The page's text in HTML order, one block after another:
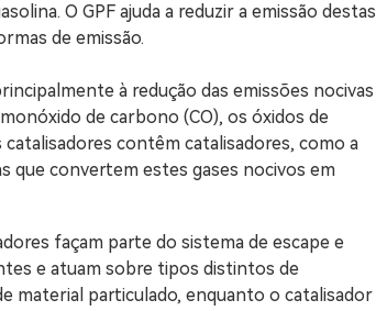
O GPF ajuda a reduzir a emissão destas
de emissão.
à redução das emissões nocivas
de carbono (CO), os óxidos de
contêm catalisadores, como a
que convertem estes gases nocivos em
façam parte do sistema de escape e
e atuam sobre tipos distintos de
material particulado, enquanto o catalisador